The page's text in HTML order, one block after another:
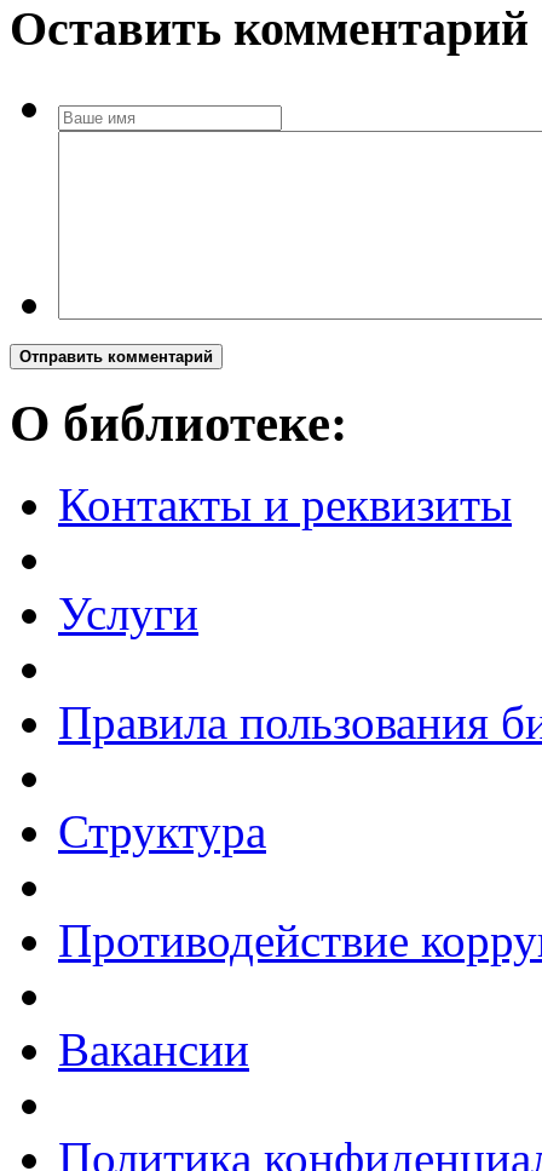
Оставить комментарий
Отправить комментарий
О библиотеке:
Контакты и реквизиты
Услуги
Правила пользования
Структура
Противодействие
Вакансии
Политика